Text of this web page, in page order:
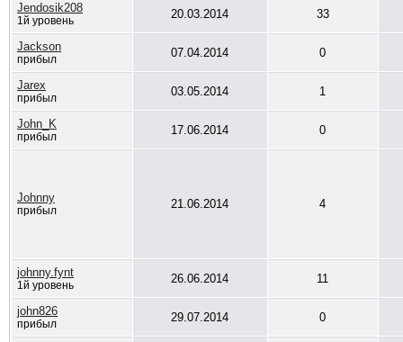
Jendosik208
1й уровень 20.03.2014 33
Jackson
прибыл 07.04.2014 0
Jarex
прибыл 03.05.2014 1
John_K
прибыл 17.06.2014 0
Johnny
прибыл 21.06.2014 4
johnny.fynt
1й уровень 26.06.2014 11
john826
прибыл 29.07.2014 0